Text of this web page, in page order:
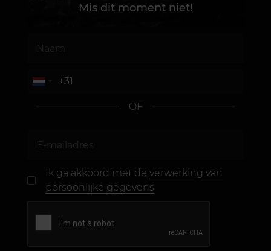
Mis dit moment niet!
OF
Ik ga akkoord met de verwerking van
persoonlijke gegevens